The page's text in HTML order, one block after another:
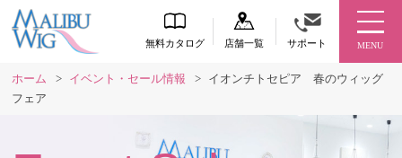
無料カタログ 店舗一覧 サポート MENU
ホーム > イベント・セール情報 > イオンチトセピア 春のウィッグ
フェア